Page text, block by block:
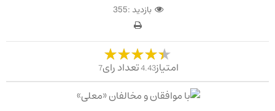
بازدید :355
امتیاز4.43تعداد رای7